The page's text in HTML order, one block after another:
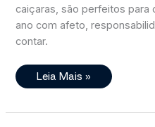
caiçaras, são perfeitos para
ano com afeto,
contar.
Presentes
De
Ano
Leia Mais »